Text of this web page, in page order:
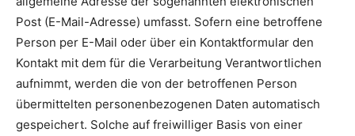
Post (E-Mail-Adresse) umfasst. Sofern eine betroffene
Person per E-Mail oder über ein Kontaktformular den
Kontakt mit dem für die Verarbeitung Verantwortlichen
aufnimmt, werden die von der betroffenen Person
übermittelten personenbezogenen Daten automatisch
gespeichert. Solche auf freiwilliger Basis von einer